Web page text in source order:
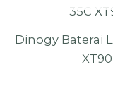
Dinogy Baterai